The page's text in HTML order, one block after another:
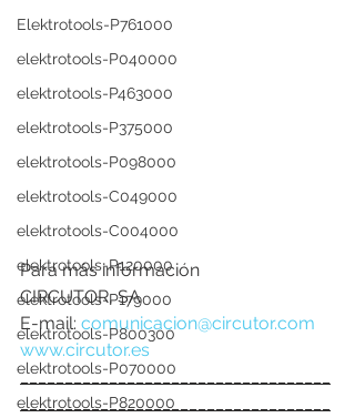
Elektrotools-P761000
elektrotools-P040000
elektrotools-P463000
elektrotools-P375000
elektrotools-P098000
elektrotools-C049000
elektrotools-C004000
elektrotools-P120000
elektrotools-P179000
elektrotools-P800300
elektrotools-P070000
elektrotools-P820000
Para más información
CIRCUTOR, SA
E-mail: comunicacion@circutor.com
www.circutor.es
___________________________________
___________________________________